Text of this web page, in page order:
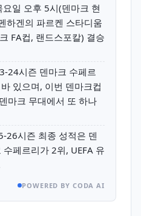
일 오후 5시(덴마크 현
하겐의 파르켄 스타디움
FA컵, 랜드스포칼) 결승
24시즌 덴마크 수페르
있으며, 이번 덴마크컵
마크 무대에서 또 하나
26시즌 최종 성적은 덴
페르리가 2위, UEFA 유
POWERED BY CODA AI